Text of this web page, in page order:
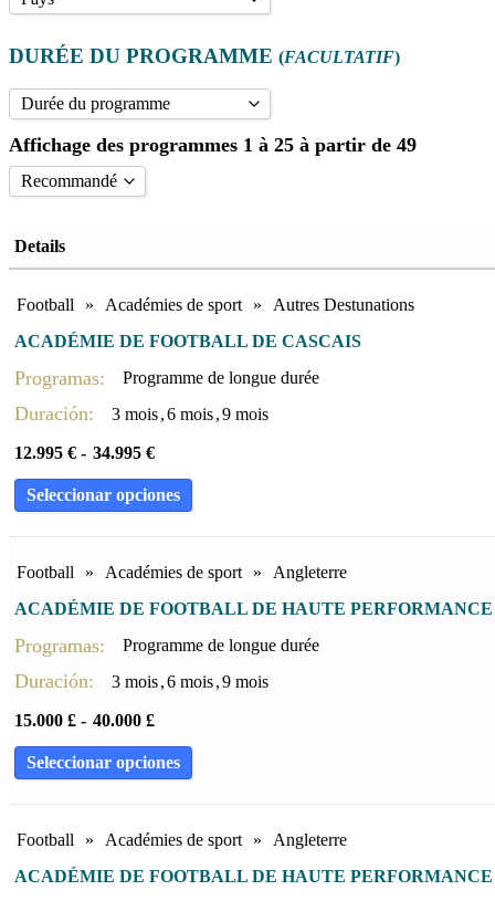
Espagne
France
Italie
DURÉE DU PROGRAMME (FACULTATIF)
Durée du programme
10 mois (4)
10 mois (avec études)
6 mois
9 mois(3)
Programme de 10 mois. Leicester Academy(1)
Programme de 3 mois. Leicester Academy (1)
2 semaines
3 semaines(19)
4 semaines(15)
5 semaines(1)
6 semaines(2)
7 Jours(1)
14 Jours(1)
Affichage des programmes 1 à 25 à partir de 49
Recommandé
Le prix le plus bas en premier
Trier par nom A - Z
Triés par sports et pays
Details
Football » Académies de sport »
Autres Destunations
ACADÉMIE DE FOOTBALL DE CASCAIS
Programas: Programme de longue durée
Duración: 3 mois ,6 mois ,9 mois
12.995 € - 34.995 €
Seleccionar opciones
Football » Académies de sport »
Angleterre
ACADÉMIE DE FOOTBALL DE HAUTE
Programas: Programme de longue durée
Duración: 3 mois ,6 mois ,9 mois
15.000 £ - 40.000 £
Seleccionar opciones
Football » Académies de sport »
Angleterre
ACADÉMIE DE FOOTBALL DE HAUTE